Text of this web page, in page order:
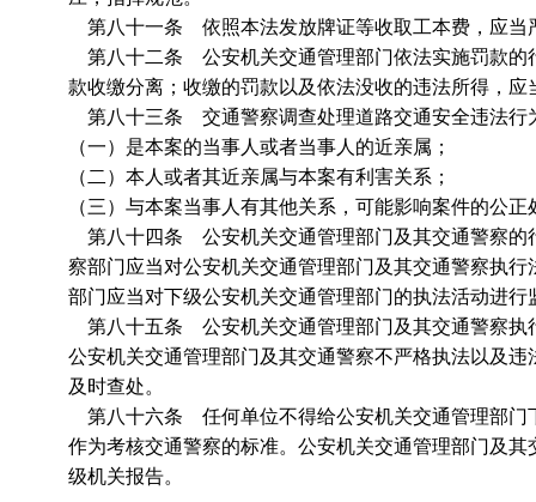
第八十一条 依照本法发放牌证等收取工本费，应当
第八十二条 公安机关交通管理部门依法实施罚款的
款收缴分离；收缴的罚款以及依法没收的违法所得，应
第八十三条 交通警察调查处理道路交通安全违法行
（一）是本案的当事人或者当事人的近亲属；
（二）本人或者其近亲属与本案有利害关系；
（三）与本案当事人有其他关系，可能影响案件的公正
第八十四条 公安机关交通管理部门及其交通警察的
察部门应当对公安机关交通管理部门及其交通警察执
部门应当对下级公安机关交通管理部门的执法活动进行
第八十五条 公安机关交通管理部门及其交通警察执
公安机关交通管理部门及其交通警察不严格执法以及
及时查处。
第八十六条 任何单位不得给公安机关交通管理部门
作为考核交通警察的标准。公安机关交通管理部门及
级机关报告。